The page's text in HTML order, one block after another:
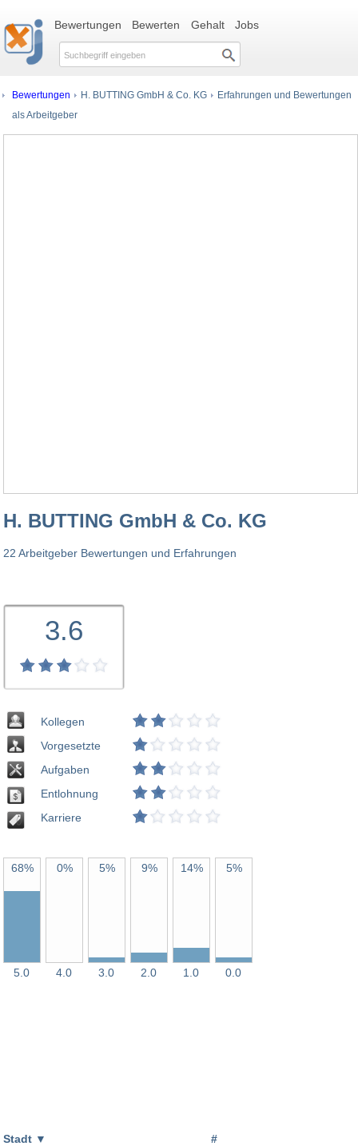
Bewertungen Bewerten Gehalt Jobs
Bewertungen H. BUTTING GmbH & Co. KG Erfahrungen und Bewertungen
als Arbeitgeber
H. BUTTING GmbH & Co. KG
22 Arbeitgeber Bewertungen und Erfahrungen
3.6
Kollegen
Vorgesetzte
Aufgaben
Entlohnung
Karriere
68%
5.0
0%
4.0
5%
3.0
9%
2.0
14%
1.0
5%
0.0
Stadt ▼ #